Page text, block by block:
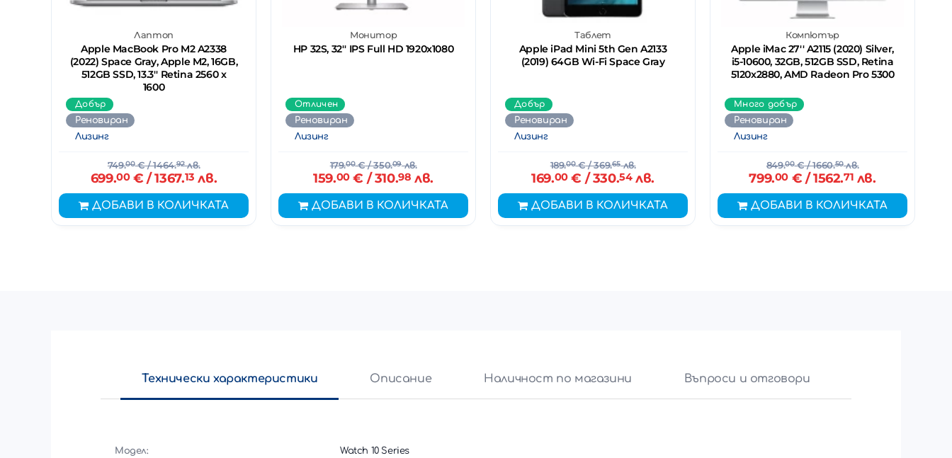
Лаптоп
Apple MacBook Pro M2 A2338
(2022) Space Gray, Apple M2, 16GB,
512GB SSD, 13.3'' Retina 2560 x
1600
Добър
Реновиран
Лизинг
749.00€/ 1464.92лв.
699.00€ / 1367.13 лв.
ДОБАВИ В КОЛИЧКАТА
Монитор
HP 32S, 32'' IPS Full HD 1920x1080
Отличен
Реновиран
Лизинг
179.00€/ 350.09лв.
159.00€ / 310.98 лв.
ДОБАВИ В КОЛИЧКАТА
Таблет
Apple iPad Mini 5th Gen A2133
(2019) 64GB Wi-Fi Space Gray
Добър
Реновиран
Лизинг
189.00€/ 369.65лв.
169.00€ / 330.54лв.
ДОБАВИ В КОЛИЧКАТА
Компютър
Apple iMac 27'' A2115 (2020) Silver,
i5-10600, 32GB, 512GB SSD, Retina
5120x2880, AMD Radeon Pro 5300
Много добър
Реновиран
Лизинг
849.00€/ 1660.50лв.
799.00€ / 1562.71 лв.
ДОБАВИ В КОЛИЧКАТА
Технически характеристики Описание Наличност по магазини Въпроси и отговори
Модел: Watch 10 Series